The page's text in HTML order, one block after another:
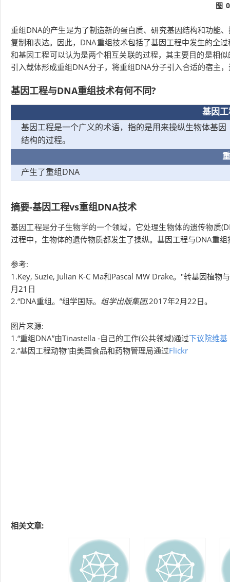
图
重组DNA的产生是为了制造新的蛋白质、研究基因结构和功能
复制和表达。因此，DNA重组技术包括了基因工程中发生的全
和基因工程可以认为是两个相互关联的过程，其主要目的是相
引入载体形成重组DNA分子，将重组DNA分子引入合适的宿主
基因工程与DNA重组技术有何不同?
基因
基因工程是一个广义的术语，指的是用来操纵生物体基因
结构的过程。
产生了重组DNA
摘要-基因工程vs重组DNA技术
基因工程是分子生物学的一个领域，它处理生物体的遗传物质
过程中，生物体的遗传物质都发生了操纵。基因工程与DNA重
参考:
1.Key, Suzie, Julian K-C Ma和Pascal MW Drake。"转基因植物
月21日
2.“DNA重组。”组学国际。 组学出版集团,2017年2月22日。
图片来源:
1.“重组DNA”由Tinastella -自己的工作(公共领域)通过下议院维基
2.“基因工程动物”由美国食品和药物管理局通过Flickr
相关文章: